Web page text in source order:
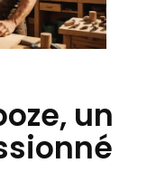
un